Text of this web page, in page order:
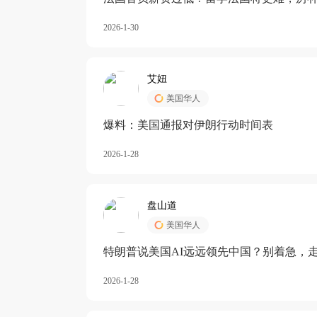
2026-1-30
艾妞
美国华人
爆料：美国通报对伊朗行动时间表
2026-1-28
盘山道
美国华人
特朗普说美国AI远远领先中国？别着急，
2026-1-28